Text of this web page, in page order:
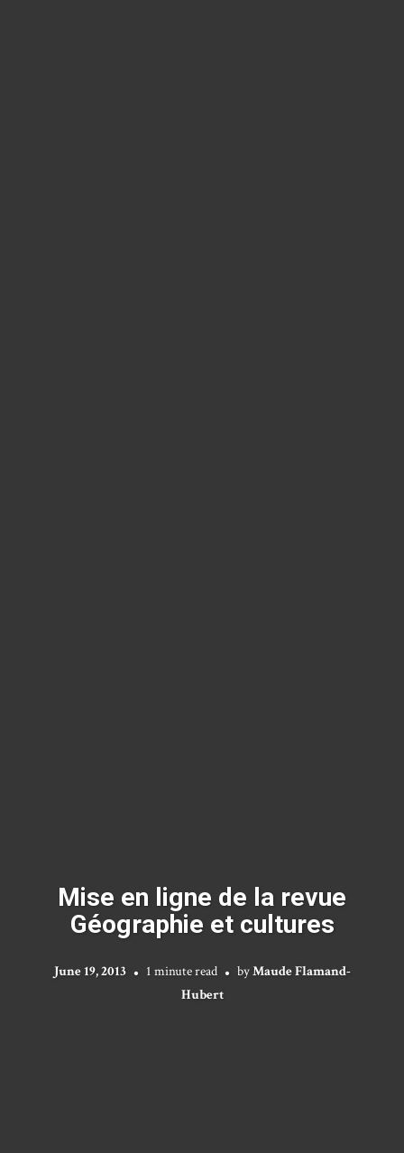
Mise en ligne de la revue
Géographie et cultures
June 19, 2013 1 minute read byMaude Flamand-
Hubert